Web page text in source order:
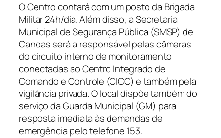
O Centro contará com um posto da Brigada
Militar 24h/dia. Além disso, a Secretaria
Municipal de Segurança Pública (SMSP) de
Canoas será a responsável pelas câmeras
do circuito interno de monitoramento
conectadas ao Centro Integrado de
Comando e Controle (CICC) e também pela
vigilância privada. O local dispõe também do
serviço da Guarda Municipal (GM) para
resposta imediata às demandas de
emergência pelo telefone 153.